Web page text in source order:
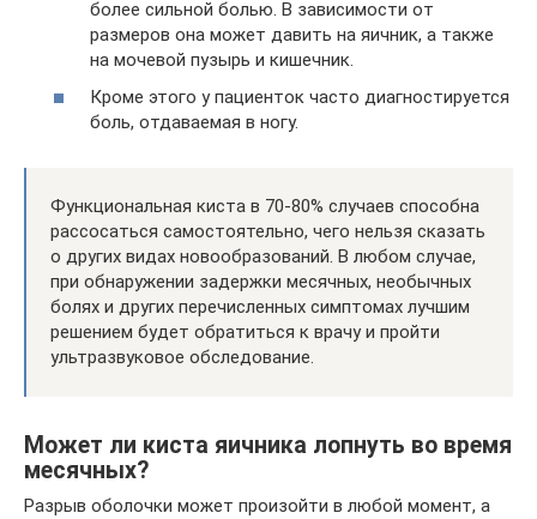
более сильной болью. В зависимости от
размеров она может давить на яичник, а также
на мочевой пузырь и кишечник.
Кроме этого у пациенток часто диагностируется
боль, отдаваемая в ногу.
Функциональная киста в 70-80% случаев способна
рассосаться самостоятельно, чего нельзя сказать
о других видах новообразований. В любом случае,
при обнаружении задержки месячных, необычных
болях и других перечисленных симптомах лучшим
решением будет обратиться к врачу и пройти
ультразвуковое обследование.
Может ли киста яичника лопнуть во время
месячных?
Разрыв оболочки может произойти в любой момент, а